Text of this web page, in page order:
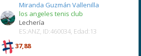
Miranda Guzmán Vallenilla
los angeles tenis club
Lechería
ES:ANZ, ID:460034, Edad:13
37,88